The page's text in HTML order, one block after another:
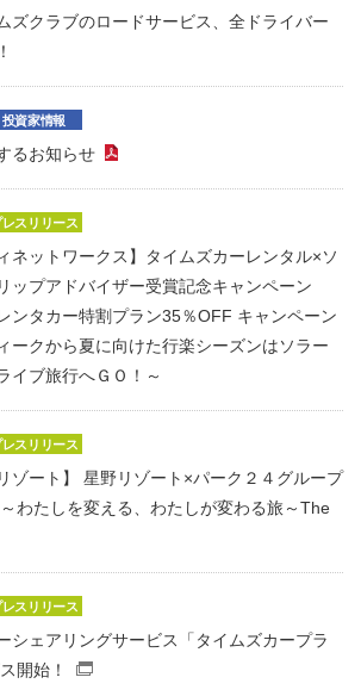
ズクラブのロードサービス、全ドライバー
投資家情報
るお知らせ
レスリリース
ネットワークス】タイムズカーレンタル×ソ
ップアドバイザー受賞記念キャンペーン
ンタカー特割プラン35％OFF キャンペーン
ークから夏に向けた行楽シーズンはソラー
イブ旅行へＧＯ！～
レスリリース
ゾート】 星野リゾート×パーク２４グループ
わたしを変える、わたしが変わる旅～The
レスリリース
シェアリングサービス「タイムズカープラ
開始！